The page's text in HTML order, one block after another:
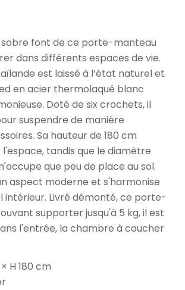
sobre font de ce porte-manteau
dans différents espaces de vie.
est laissé à l’état naturel et
en acier thermolaqué blanc
Doté de six crochets, il
suspendre de manière
Sa hauteur de 180 cm
tandis que le diamètre
que peu de place au sol.
aspect moderne et s'harmonise
Livré démonté, ce porte-
supporter jusqu'à 5 kg, il est
l'entrée, la chambre à coucher
H 180 cm